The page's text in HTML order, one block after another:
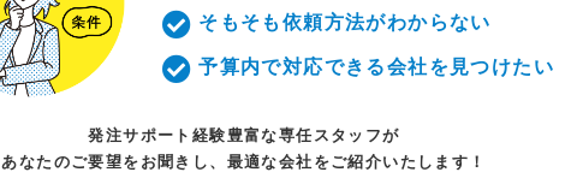
そもそも依頼方法がわからない
予算内で対応できる会社を見つけたい
発注サポート経験豊富な専任スタッフが
あなたのご要望をお聞きし、最適な会社をご紹介いたします！